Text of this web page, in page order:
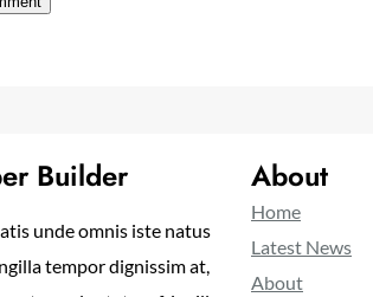
Builder
unde omnis iste natus
tempor dignissim at,
About
Home
Latest News
About